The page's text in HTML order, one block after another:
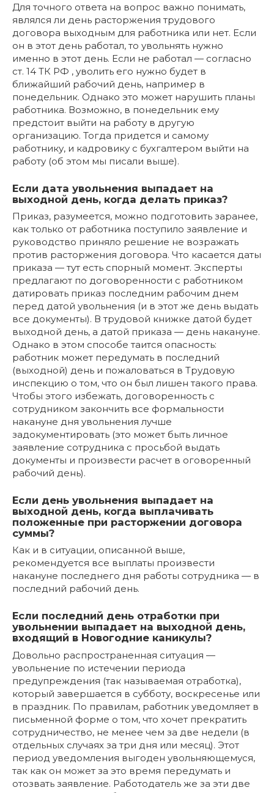
Для точного ответа на вопрос важно понимать,
являлся ли день расторжения трудового
договора выходным для работника или нет. Если
он в этот день работал, то увольнять нужно
именно в этот день. Если не работал — согласно
ст. 14 ТК РФ , уволить его нужно будет в
ближайший рабочий день, например в
понедельник. Однако это может нарушить планы
работника. Возможно, в понедельник ему
предстоит выйти на работу в другую
организацию. Тогда придется и самому
работнику, и кадровику с бухгалтером выйти на
работу (об этом мы писали выше).
Если дата увольнения выпадает на
выходной день, когда делать приказ?
Приказ, разумеется, можно подготовить заранее,
как только от работника поступило заявление и
руководство приняло решение не возражать
против расторжения договора. Что касается даты
приказа — тут есть спорный момент. Эксперты
предлагают по договоренности с работником
датировать приказ последним рабочим днем
перед датой увольнения (и в этот же день выдать
все документы). В трудовой книжке датой будет
выходной день, а датой приказа — день накануне.
Однако в этом способе таится опасность:
работник может передумать в последний
(выходной) день и пожаловаться в Трудовую
инспекцию о том, что он был лишен такого права.
Чтобы этого избежать, договоренность с
сотрудником закончить все формальности
накануне дня увольнения лучше
задокументировать (это может быть личное
заявление сотрудника с просьбой выдать
документы и произвести расчет в оговоренный
рабочий день).
Если день увольнения выпадает на
выходной день, когда выплачивать
положенные при расторжении договора
суммы?
Как и в ситуации, описанной выше,
рекомендуется все выплаты произвести
накануне последнего дня работы сотрудника — в
последний рабочий день.
Если последний день отработки при
увольнении выпадает на выходной день,
входящий в Новогодние каникулы?
Довольно распространенная ситуация —
увольнение по истечении периода
предупреждения (так называемая отработка),
который завершается в субботу, воскресенье или
в праздник. По правилам, работник уведомляет в
письменной форме о том, что хочет прекратить
сотрудничество, не менее чем за две недели (в
отдельных случаях за три дня или месяц). Этот
период уведомления выгоден увольняющемуся,
так как он может за это время передумать и
отозвать заявление. Работодатель же за эти две